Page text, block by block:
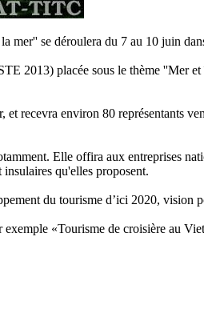
mer'' se déroulera du 7 au 10 juin
2013) placée sous le thème ''Mer
recevra environ 80 représentants
Elle offira aux entreprises
qu'elles proposent.
du tourisme d’ici 2020, vision
«Tourisme de croisière au